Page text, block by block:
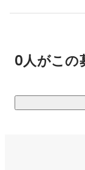
Vue.js等、様々
Web開発案件に
ェントサービス
0人がこの